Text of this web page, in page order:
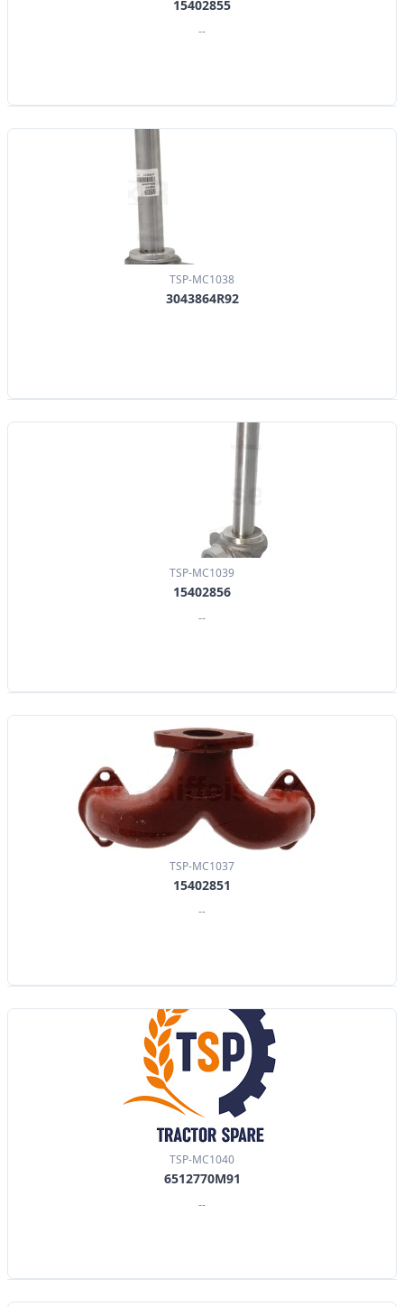
15402855
--
TSP-MC1038
3043864R92
TSP-MC1039
15402856
--
TSP-MC1037
15402851
--
TSP-MC1040
6512770M91
--